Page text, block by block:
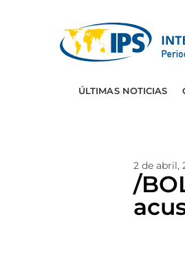
ÚLTIMAS NOTICIAS
2 de abril,
/